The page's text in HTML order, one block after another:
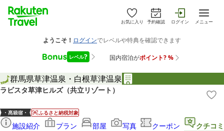
お気に入り 予約確認 ログイン メニュー
群馬県草津温泉・白根草津温泉
ラビスタ草津ヒルズ（共立リゾート）
ふるさと納税対象
施設紹介 プラン 部屋 写真 クーポン クチコミ